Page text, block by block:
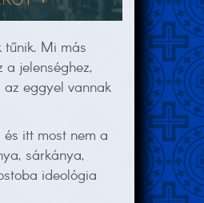
tűnik. Mi más
jelenséghez,
eggyel vannak
itt most nem a
sárkánya,
ideológia